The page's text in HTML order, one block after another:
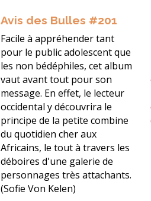
Avis des Bulles #201
Facile à appréhender tant
pour le public adolescent que
les non bédéphiles, cet album
vaut avant tout pour son
message. En effet, le lecteur
occidental y découvrira le
principe de la petite combine
du quotidien cher aux
Africains, le tout à travers les
déboires d'une galerie de
personnages très attachants.
(Sofie Von Kelen)